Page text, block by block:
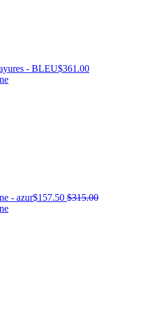
- BLEU$361.00
- azur$157.50 $315.00